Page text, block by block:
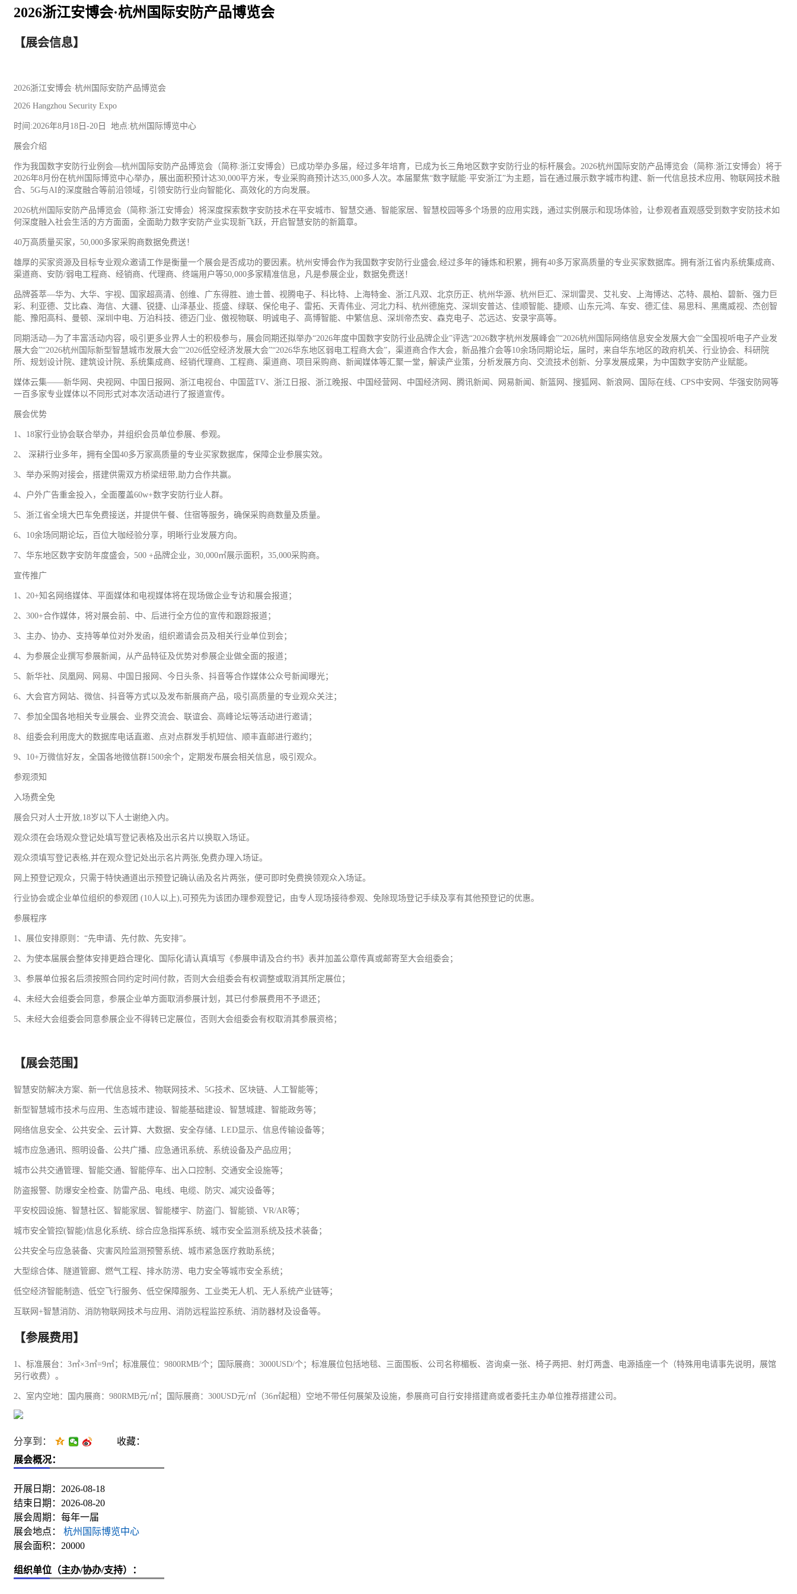
2026浙江安博会·杭州国际安防产品博览会
【展会信息】
2026浙江安博会·杭州国际安防产品博览会
2026 Hangzhou Security Expo
时间:2026年8月18日-20日 地点:杭州国际博览中心
展会介绍
作为我国数字安防行业例会—杭州国际安防产品博览会（简称:浙江安博会）已成功举办多届，经过多年培育，已成为长三角地区数字安防行业的标杆展会。2026杭州国际安防产品博览会（简称:浙江安博会）将于
2026年8月份在杭州国际博览中心举办，展出面积预计达30,000平方米，专业采购商预计达35,000多人次。本届聚焦“数字赋能·平安浙江”为主题，旨在通过展示数字城市构建、新一代信息技术应用、物联网技术融
合、5G与AI的深度融合等前沿领域，引领安防行业向智能化、高效化的方向发展。
2026杭州国际安防产品博览会（简称:浙江安博会）将深度探索数字安防技术在平安城市、智慧交通、智能家居、智慧校园等多个场景的应用实践，通过实例展示和现场体验，让参观者直观感受到数字安防技术如
何深度融入社会生活的方方面面，全面助力数字安防产业实现新飞跃，开启智慧安防的新篇章。
40万高质量买家，50,000多家采购商数据免费送！
雄厚的买家资源及目标专业观众邀请工作是衡量一个展会是否成功的要因素。杭州安博会作为我国数字安防行业盛会,经过多年的锤炼和积累，拥有40多万家高质量的专业买家数据库。拥有浙江省内系统集成商、
渠道商、安防/弱电工程商、经销商、代理商、终端用户等50,000多家精准信息，凡是参展企业，数据免费送！
品牌荟萃—华为、大华、宇视、国家超高清、创维、广东得胜、迪士普、视腾 电子、科比特、上海特金、浙江凡双、北京历正、杭州华源、杭州巨汇、深圳雷灵、艾礼安、上海博达、芯特、晨柏、碧新、强力巨
彩、利亚德、艾比森、海信、大疆、锐捷、山泽基业、揽盛、绿联、保伦电子、雷拓、天青伟业、河北力科、杭州德施克、深圳安普达、佳顺智能、捷顺、山东元鸿、车安、德汇佳、易思科、黑鹰威视、杰创智
能、豫阳高科、曼顿、深圳中电、万泊科技、德迈门业、傲视物联、明诚电子、高博智能、中繁信息、深圳帝杰安、森克电子、芯远达、安录宇高等。
同期活动—为了丰富活动内容，吸引更多业界人士的积极参与，展会同期还拟举办“2026年度中国数字安防行业品牌企业”评选“2026数字杭州发展峰会”“2026杭州国际网络信息安全发展大会”“全国视听电子产业发
展大会”“2026杭州国际新型智慧城市发展大会”“2026低空经济发展大会”“2026华东地区弱电工程商大会”，渠道商合作大会，新品推介会等10余场同期论坛，届时，来自华东地区的政府机关、行业协会、科研院
所、规划设计院、建筑设计院、系统集成商、经销代理商、工程商、渠道商、项目采购商、新闻媒体等汇聚一堂，解读产业策，分析发展方向、交流技术创新、分享发展成果，为中国数字安防产业赋能。
媒体云集——新华网、央视网、中国日报网、浙江电视台、中国蓝TV、浙江日报、浙江晚报、中国经营网、中国经济网、腾讯新闻、网易新闻、新篮网、搜狐网、新浪网、国际在线、CPS中安网、华强安防网等
一百多家专业媒体以不同形式对本次活动进行了报道宣传。
展会优势
1、18家行业协会联合举办，并组织会员单位参展、参观。
2、 深耕行业多年，拥有全国40多万家高质量的专业买家数据库，保障企业参展实效。
3、举办采购对接会，搭建供需双方桥梁纽带,助力合作共赢。
4、户外广告重金投入，全面覆盖60w+数字安防行业人群。
5、浙江省全境大巴车免费接送，并提供午餐、住宿等服务，确保采购商数量及质量。
6、10余场同期论坛，百位大咖经验分享，明晰行业发展方向。
7、华东地区数字安防年度盛会，500 +品牌企业，30,000㎡展示面积，35,000采购商。
宣传推广
1、20+知名网络媒体、平面媒体和电视媒体将在现场做企业专访和展会报道；
2、300+合作媒体，将对展会前、中、后进行全方位的宣传和跟踪报道；
3、主办、协办、支持等单位对外发函，组织邀请会员及相关行业单位到会；
4、为参展企业撰写参展新闻，从产品特征及优势对参展企业做全面的报道；
5、新华社、凤凰网、网易、中国日报网、今日头条、抖音等合作媒体公众号新闻曝光；
6、大会官方网站、微信、抖音等方式以及发布新展商产品，吸引高质量的专业观众关注；
7、参加全国各地相关专业展会、业界交流会、联谊会、高峰论坛等活动进行邀请；
8、组委会利用庞大的数据库电话直邀、点对点群发手机短信、顺丰直邮进行邀约；
9、10+万微信好友，全国各地微信群1500余个，定期发布展会相关信息，吸引观众。
参观须知
入场费全免
展会只对人士开放,18岁以下人士谢绝入内。
观众须在会场观众登记处填写登记表格及出示名片以换取入场证。
观众须填写登记表格,并在观众登记处出示名片两张,免费办理入场证。
网上预登记观众，只需于特快通道出示预登记确认函及名片两张，便可即时免费换领观众入场证。
行业协会或企业单位组织的参观团 (10人以上),可预先为该团办理参观登记，由专人现场接待参观、免除现场登记手续及享有其他预登记的优惠。
参展程序
1、展位安排原则：“先申请、先付款、先安排”。
2、为使本届展会整体安排更趋合理化、国际化请认真填写《参展申请及合约书》表并加盖公章传真或邮寄至大会组委会；
3、参展单位报名后须按照合同约定时间付款，否则大会组委会有权调整或取消其所定展位；
4、未经大会组委会同意，参展企业单方面取消参展计划，其已付参展费用不予退还；
5、未经大会组委会同意参展企业不得转已定展位，否则大会组委会有权取消其参展资格；
【展会范围】
智慧安防解决方案、新一代信息技术、物联网技术、5G技术、区块链、人工智能等；
新型智慧城市技术与应用、生态城市建设、智能基础建设、智慧城建、智能政务等；
网络信息安全、公共安全、云计算、大数据、安全存储、LED显示、信息传输设备等；
城市应急通讯、照明设备、公共广播、应急通讯系统、系统设备及产品应用；
城市公共交通管理、智能交通、智能停车、出入口控制、交通安全设施等；
防盗报警、防爆安全检查、防雷产品、电线、电缆、防灾、减灾设备等；
平安校园设施、智慧社区、智能家居、智能楼宇、防盗门、智能锁、VR/AR等；
城市安全管控(智能)信息化系统、综合应急指挥系统、城市安全监测系统及技术装备；
公共安全与应急装备、灾害风险监测预警系统、城市紧急医疗救助系统；
大型综合体、隧道管廊、燃气工程、排水防涝、电力安全等城市安全系统；
低空经济智能制造、低空飞行服务、低空保障服务、 工业类无人机、无人系统产业链等；
互联网+智慧消防、消防物联网技术与应用、消防远程监控系统、消防器材及设备等。
【参展费用】
1、标准展台：3㎡×3㎡=9㎡；标准展位：9800RMB/个；国际展商：3000USD/个；标准展位包括地毯、三面围板、公司名称楣板、咨询桌一张、椅子两把、射灯两盏、电源插座一个（特殊用电请事先说明，展馆
另行收费）。
2、室内空地：国内展商：980RMB元/㎡；国际展商：300USD元/㎡（36㎡起租）空地不带任何展架及设施，参展商可自行安排搭建商或者委托主办单位推荐搭建公司。
分享到：
收藏：
展会概况：
开展日期：2026-08-18
结束日期：2026-08-20
展会周期：每年一届
展会地点：
杭州国际博览中心
展会面积：20000
组织单位（主办/协办/支持）：